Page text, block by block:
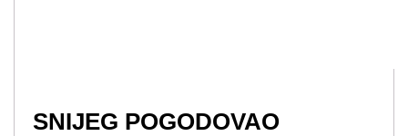
SNIJEG POGODOVAO